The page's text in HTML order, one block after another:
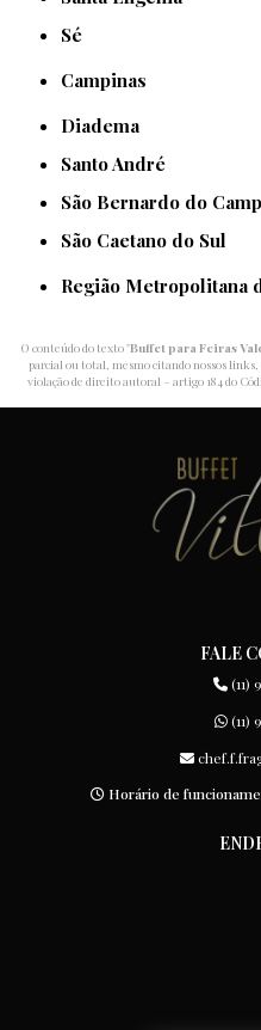
Sé
Campinas
Diadema
Santo André
São Bernardo do
São Caetano do Sul
Região Metropolitana
O conteúdo do texto "Buffet para Feiras
parcial ou total, mesmo citando nossos
violação de direito autoral – artigo 184 do
FALE
(11)
(11)
Horário de